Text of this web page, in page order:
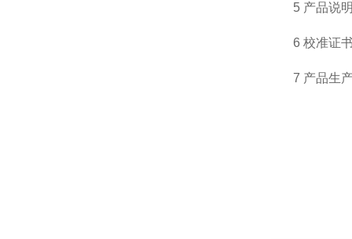
5 产品说
6 校准证
7 产品生